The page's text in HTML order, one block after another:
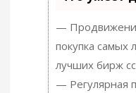
—
покупка самых
лучших бирж
— Регулярная